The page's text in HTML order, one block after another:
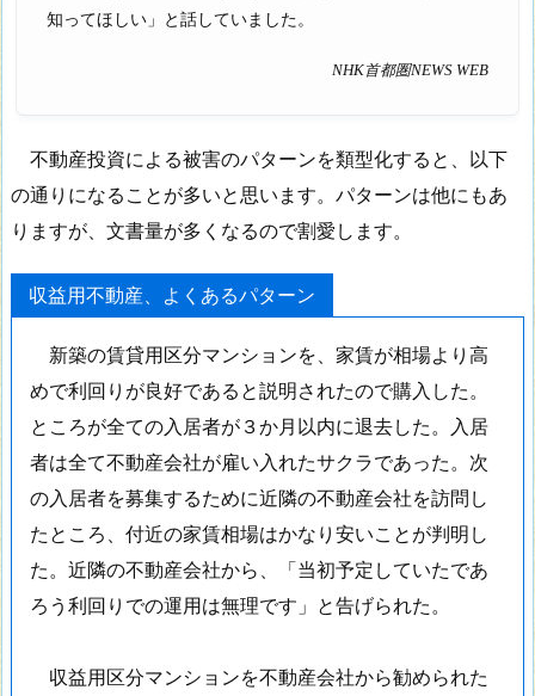
知ってほしい」と話していました。
NHK首都圏NEWS WEB
不動産投資による被害のパターンを類型化すると、以下
の通りになることが多いと思います。パターンは他にもあ
りますが、文書量が多くなるので割愛します。
収益用不動産、よくあるパターン
新築の賃貸用区分マンションを、家賃が相場より高
めで利回りが良好であると説明されたので購入した。
ところが全ての入居者が３か月以内に退去した。入居
者は全て不動産会社が雇い入れたサクラであった。次
の入居者を募集するために近隣の不動産会社を訪問し
たところ、付近の家賃相場はかなり安いことが判明し
た。近隣の不動産会社から、「当初予定していたであ
ろう利回りでの運用は無理です」と告げられた。
収益用区分マンションを不動産会社から勧められた